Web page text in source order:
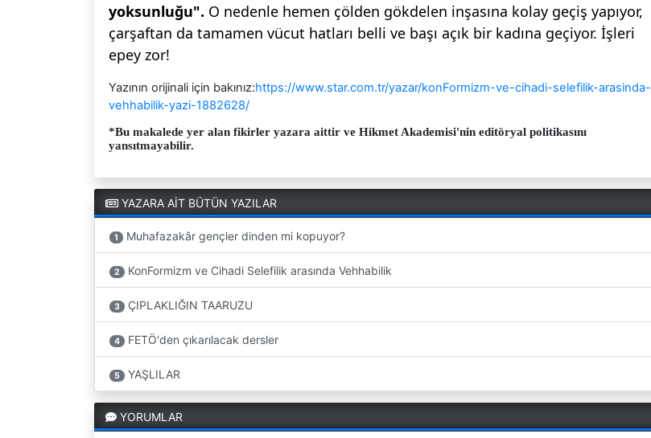
yoksunluğu". O nedenle hemen çölden gökdelen inşasına kolay geçiş yapıyor,
çarşaftan da tamamen vücut hatları belli ve başı açık bir kadına geçiyor. İşleri
epey zor!
Yazının orijinali için bakınız:https://www.star.com.tr/yazar/konFormizm-ve-cihadi-selefilik-arasinda-
vehhabilik-yazi-1882628/
*Bu makalede yer alan fikirler yazara aittir ve Hikmet Akademisi'nin editöryal politikasını
yansıtmayabilir.
YAZARA AİT BÜTÜN YAZILAR
1 Muhafazakâr gençler dinden mi kopuyor?
2 KonFormizm ve Cihadi Selefilik arasında Vehhabilik
3 ÇIPLAKLIĞIN TAARUZU
4 FETÖ'den çıkarılacak dersler
5 YAŞLILAR
YORUMLAR